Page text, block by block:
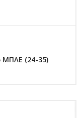
ΜΠΛΕ (24-35)